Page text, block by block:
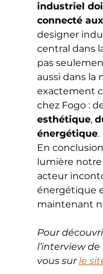
industriel
connecté
designer
central dans
pas
aussi dans la
exactement
chez Fogo :
esthétique,
énergétique.
En
lumière
acteur
énergétique
maintenant
Pour
l’interview
vous sur le